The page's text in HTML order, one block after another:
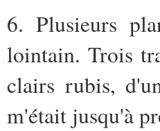
6. Plusieurs
lointain. Trois
clairs rubis,
m'était jusqu'à